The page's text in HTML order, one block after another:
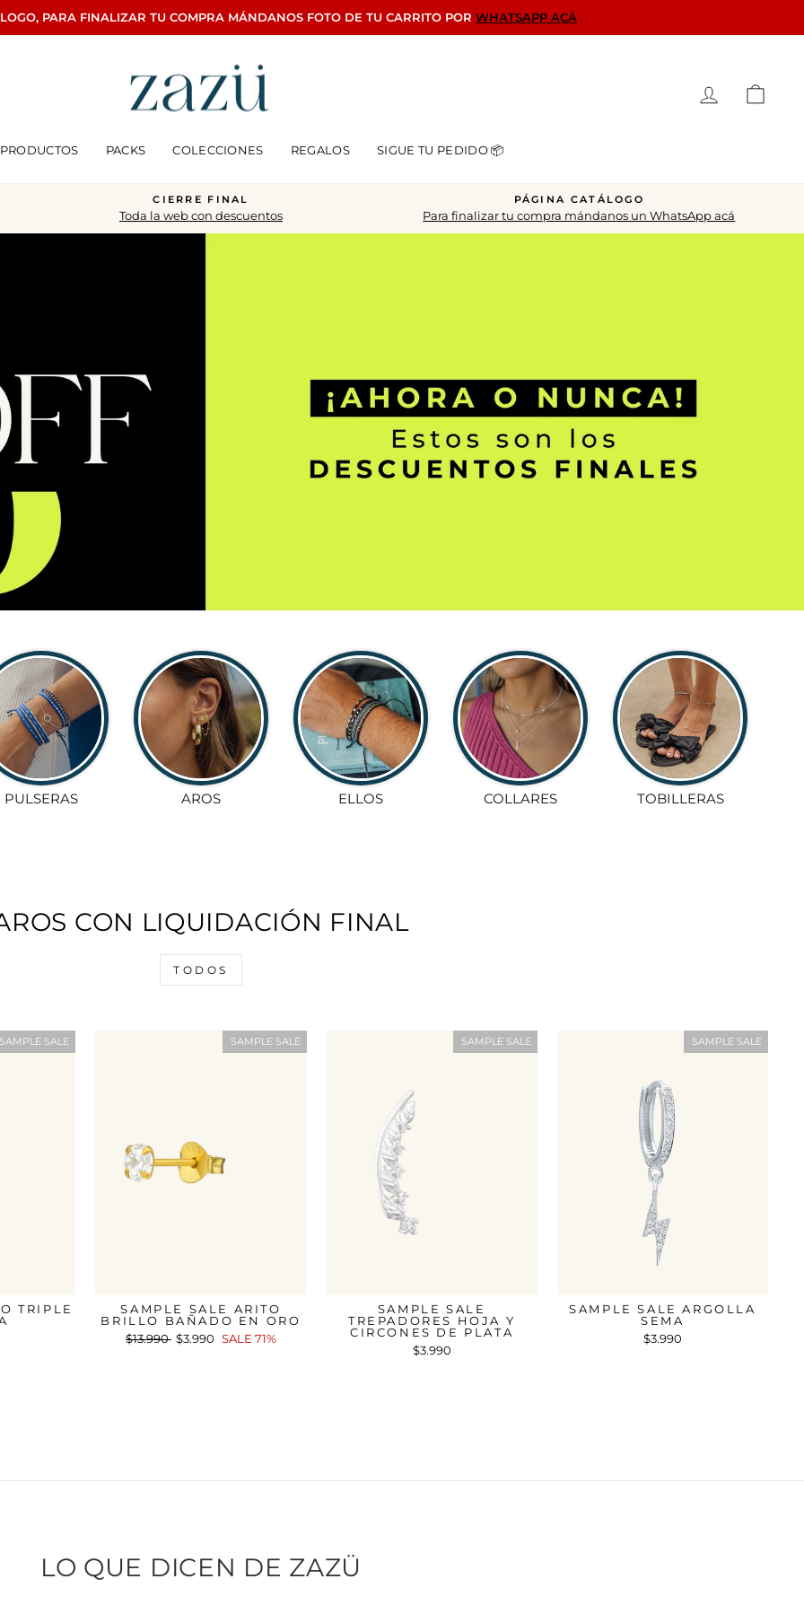
PARA FINALIZAR TU COMPRA MÁNDANOS FOTO DE TU CARRITO POR WHATSAPP ACÁ
Zazü Ingresar
PRODUCTOS PACKS COLECCIONES REGALOS SIGUE TU PEDIDO 📦
diapositivas
CIERRE FINAL
Toda la web con descuentos
PÁGINA CATÁLOGO
Para finalizar tu compra mándanos un WhatsApp acá
PULSERAS AROS ELLOS COLLARES TOBILLERAS
CON LIQUIDACIÓN FINAL
TODOS
SAMPLE SALE
TRIPLE
SAMPLE SALE
SAMPLE SALE ARITO
BRILLO BAÑADO EN ORO
Precio
$13.990 Precio
$3.990 SALE 71%
SAMPLE SALE
SAMPLE SALE
TREPADORES HOJA Y
CIRCONES DE PLATA
$3.990
SAMPLE SALE
SAMPLE SALE ARGOLLA
SEMA
$3.990
LO QUE DICEN DE ZAZÜ